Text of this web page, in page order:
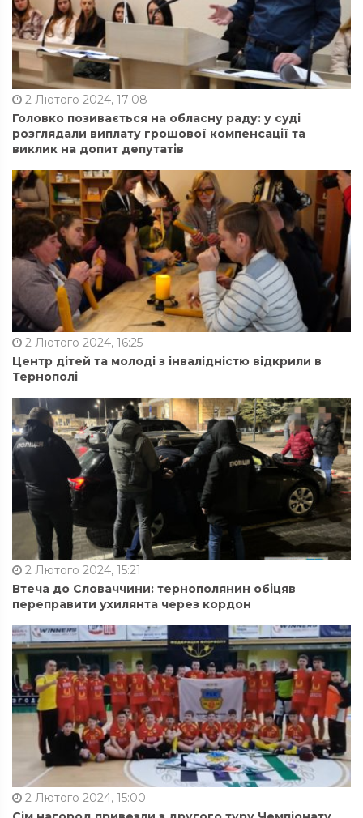
2 Лютого 2024, 17:08
Головко позивається на обласну раду: у суді
розглядали виплату грошової компенсації та
виклик на допит депутатів
2 Лютого 2024, 16:25
Центр дітей та молоді з інвалідністю відкрили в
Тернополі
2 Лютого 2024, 15:21
Втеча до Словаччини: тернополянин обіцяв
переправити ухилянта через кордон
2 Лютого 2024, 15:00